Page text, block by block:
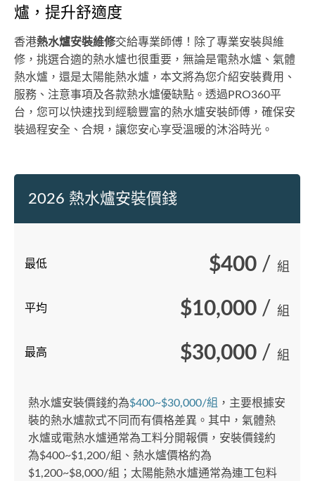
爐，提升舒適度
香港熱水爐安裝維修交給專業師傅！除了專業安裝與維
修，挑選合適的熱水爐也很重要，無論是電熱水爐、氣體
熱水爐，還是太陽能熱水爐，本文將為您介紹安裝費用、
服務、注意事項及各款熱水爐優缺點。​透過PRO360平
台，您可以快速找到經驗豐富的熱水爐安裝師傅，確保安
裝過程安全、合規，讓您安心享受溫暖的沐浴時光。
2026 熱水爐安裝價錢
最低 $400 / 組
平均 $10,000 / 組
最高 $30,000 / 組
熱水爐安裝價錢約為$400~$30,000/組 ，主要根據安
裝的熱水爐款式不同而有價格差異。其中，氣體熱
水爐或電熱水爐通常為工料分開報價，安裝價錢約
為$400~$1,200/組、熱水爐價格約為
$1,200~$8,000/組；太陽能熱水爐通常為連工包料